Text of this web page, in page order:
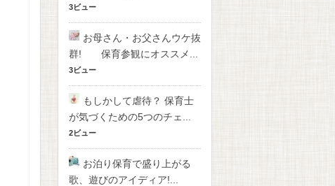
3ビュー
お母さん・お父さんウケ抜
群! 保育参観にオススメ...
3ビュー
もしかして虐待？ 保育士
が気づくための5つのチェ...
2ビュー
お泊り保育で盛り上がる
歌、遊びのアイディア!...